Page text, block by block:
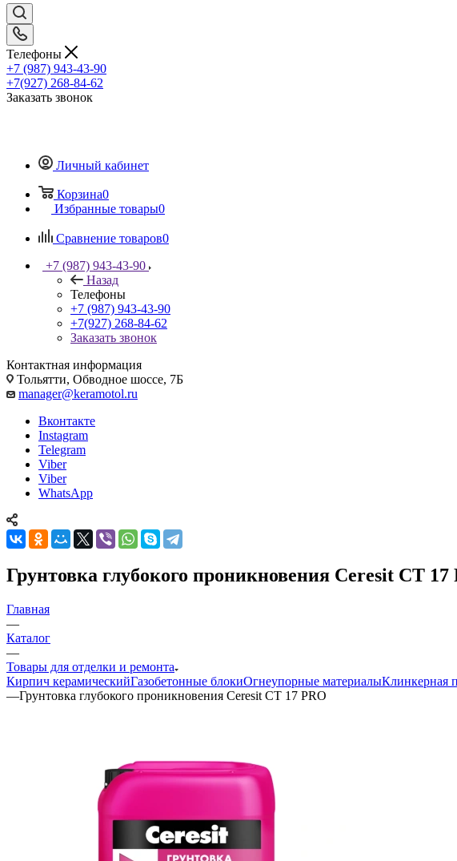
Телефоны
+7 (987) 943-43-90
+7(927) 268-84-62
Заказать звонок
Личный кабинет
Корзина0
Избранные товары0
Сравнение товаров0
+7 (987) 943-43-90
Назад
Телефоны
+7 (987) 943-43-90
+7(927) 268-84-62
Заказать звонок
Контактная информация
Тольятти, Обводное шоссе, 7Б
manager@keramotol.ru
Вконтакте
Instagram
Telegram
Viber
Viber
WhatsApp
Грунтовка глубокого проникновения Ceresit CT 17
Главная
—
Каталог
—
Товары для отделки и ремонта
Кирпич керамическийГазобетонные блокиОгнеупорные материалыКлинкерная
—Грунтовка глубокого проникновения Ceresit CT 17 PRO